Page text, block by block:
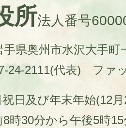
所法人番号
県奥州市水沢大手町
24-2111(代表)
ファ
日及び年末年始(12
時30分から午後5時